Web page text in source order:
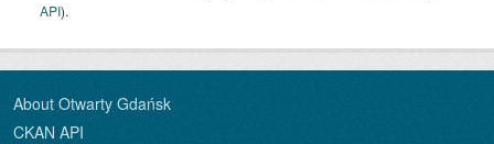
API).
About Otwarty Gdańsk
CKAN API